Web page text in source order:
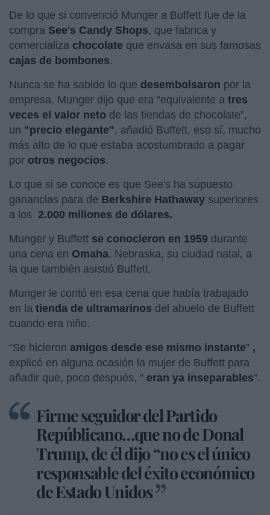
De lo que si convenció Munger a Buffett fue de la
compra See's Candy Shops, que fabrica y
comercializa chocolate que envasa en sus famosas
cajas de bombones.
Nunca se ha sabido lo que desembolsaron por la
empresa. Munger dijo que era “equivalente a tres
veces el valor neto de las tiendas de chocolate”,
un "precio elegante" , añadió Buffett, eso sí, mucho
más alto de lo que estaba acostumbrado a pagar
por otros negocios.
Lo que si se conoce es que See's ha supuesto
ganancias para de Berkshire Hathaway superiores
a los 2.000 millones de dólares.
Munger y Buffett se conocieron en 1959 durante
una cena en Omaha, Nebraska, su ciudad natal, a
la que también asistió Buffett.
Munger le contó en esa cena que había trabajado
en la tienda de ultramarinos del abuelo de Buffett
cuando era niño.
“Se hicieron amigos desde ese mismo instante” ,
explicó en alguna ocasión la mujer de Buffett para
añadir que, poco después, “ eran ya inseparables”.
Firme seguidor del Partido
Repúblicano…que no de Donal
Trump, de éldijo “no es el único
responsable del éxito económico
de Estado Unidos